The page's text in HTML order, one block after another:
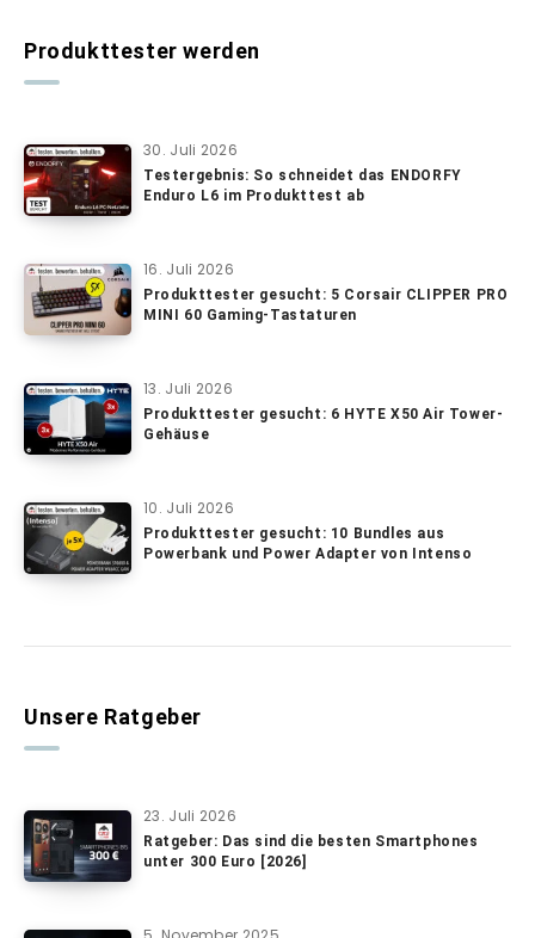
Produkttester werden
30. Juli 2026
Testergebnis: So schneidet das ENDORFY
Enduro L6 im Produkttest ab
16. Juli 2026
Produkttester gesucht: 5 Corsair CLIPPER PRO
MINI 60 Gaming-Tastaturen
13. Juli 2026
Produkttester gesucht: 6 HYTE X50 Air Tower-
Gehäuse
10. Juli 2026
Produkttester gesucht: 10 Bundles aus
Powerbank und Power Adapter von Intenso
Unsere Ratgeber
23. Juli 2026
Ratgeber: Das sind die besten Smartphones
unter 300 Euro [2026]